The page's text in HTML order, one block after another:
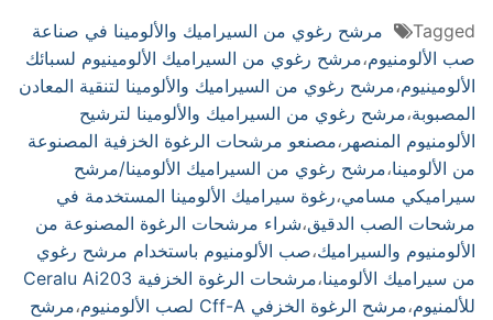
Tagged
مرشح رغوي من السيراميك والألومينا في صناعة
صب الألومنيوم،مرشح رغوي من السيراميك الألومينيوم لسبائك
الألومينيوم،مرشح رغوي من السيراميك والألومينا لتنقية المعادن
المصبوبة،مرشح رغوي من السيراميك والألومينا لترشيح
الألومنيوم المنصهر ،مصنعو مرشحات الرغوة الخزفية المصنوعة
من الألومينا،مرشح رغوي من السيراميك الألومينا/مرشح
سيراميكي مسامي،رغوة سيراميك الألومينا المستخدمة في
مرشحات الصب الدقيق،شراء مرشحات الرغوة المصنوعة من
الألومنيوم والسيراميك،صب الألومنيوم باستخدام مرشح رغوي
من سيراميك الألومينا،
مرشحات الرغوة الخزفية Ceralu Ai203
للألمنيوم،مرشح الرغوة الخزفي Cff-A لصب الألومنيوم ،مرشح